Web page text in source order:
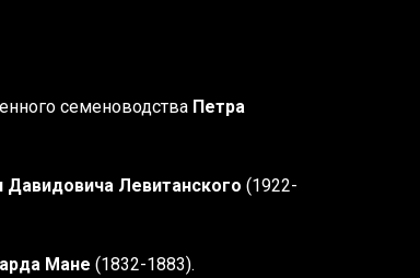
семеноводства Петра
Давидовича Левитанского (1922-
Мане (1832-1883).